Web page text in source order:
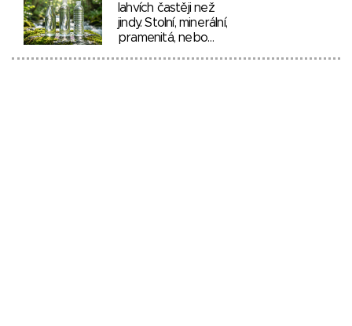
lahvích častěji než
jindy. Stolní, minerální,
pramenitá, nebo…